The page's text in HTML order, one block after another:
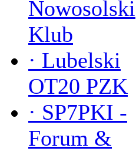
Nowosolski
Klub
· Lubelski
OT20 PZK
· SP7PKI -
Forum &